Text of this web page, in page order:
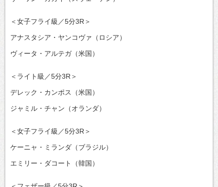
＜女子フライ級／5分3R＞
アナスタシア・ヤンコヴァ（ロシア）
ヴィータ・アルテガ（米国）
＜ライト級／5分3R＞
デレック・カンポス（米国）
ジャミル・チャン（オランダ）
＜女子フライ級／5分3R＞
ケーニャ・ミランダ（ブラジル）
エミリー・ダコート（韓国）